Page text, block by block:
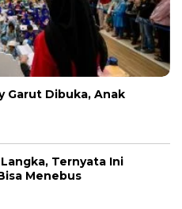
Garut Dibuka, Anak
Ternyata Ini
Menebus